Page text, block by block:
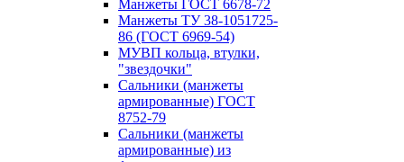
Манжеты ГОСТ 6678-72
Манжеты ТУ 38-1051725-
86 (ГОСТ 6969-54)
МУВП кольца, втулки,
"звездочки"
Сальники (манжеты
армированные) ГОСТ
8752-79
Сальники (манжеты
армированные) из